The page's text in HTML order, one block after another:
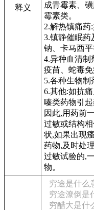
释义
成青霉素、
霉素类。
2.解热镇痛药
3.镇静催眠药
钠、卡马西
4.异种血清制
疫苗、蛇毒免
5.各种生物制
6.其他:如抗
嗪类药物引起
因此,用药前
过敏或结构
状,如果出现
药物,及时处
过敏试验的,
物。
穷途是什么
穷途潦倒是
穷醋大是什